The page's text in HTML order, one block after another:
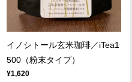
イノシトール玄米珈琲／iTea1
500（粉末タイプ）
¥1,620